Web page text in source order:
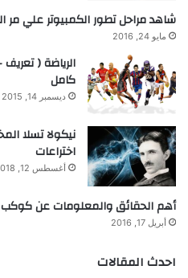
شاهد مراحل تطور الكمبيوتر علي مر
مايو 24, 2016
الرياضة (
كامل
ديسمبر 14, 2015
اختراعات
أغسطس 12, 2018
أهم الحقائق والمعلومات عن كوكب
أبريل 17, 2016
احدث المقالات